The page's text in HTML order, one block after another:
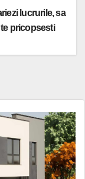
lucrurile, sa
pricopsesti